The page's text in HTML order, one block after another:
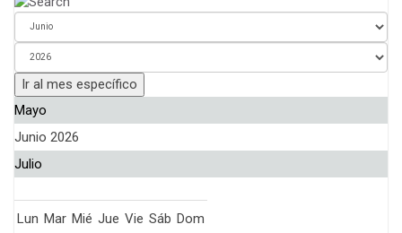
Ir al mes específico
Mayo
Junio 2026
Julio
Lun Mar Mié Jue Vie Sáb Dom